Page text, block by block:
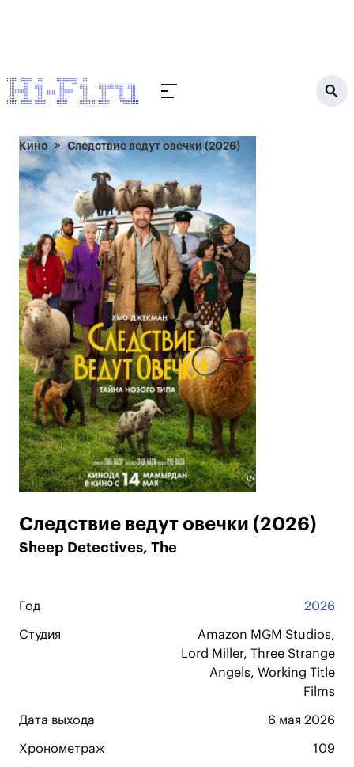
Кино Следствие ведут овечки (2026)
Следствие ведут овечки (2026)
Sheep Detectives, The
Год 2026
Студия
Amazon MGM Studios,
Lord Miller, Three Strange
Angels, Working Title
Films
Дата выхода 6 мая 2026
Хронометраж 109